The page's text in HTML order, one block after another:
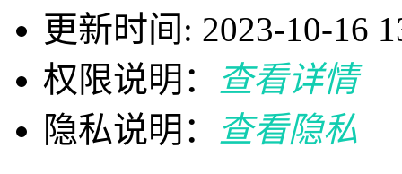
更新时间: 2023-10-16
权限说明：
查看详情
隐私说明：
查看隐私